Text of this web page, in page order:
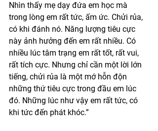
Nhìn thấy mẹ dạy đứa em học mà
trong lòng em rất tức, ấm ức. Chửi rủa,
có khi đánh nó. Năng lượng tiêu cực
này ảnh hưởng đến em rất nhiều. Có
nhiều lúc tâm trạng em rất tốt, rất vui,
rất tích cực. Nhưng chỉ cần một lời lớn
tiếng, chửi rủa là một mớ hỗn độn
những thứ tiêu cực trong đầu em lúc
đó. Những lúc như vậy em rất tức, có
khi tức đến phát khóc.”